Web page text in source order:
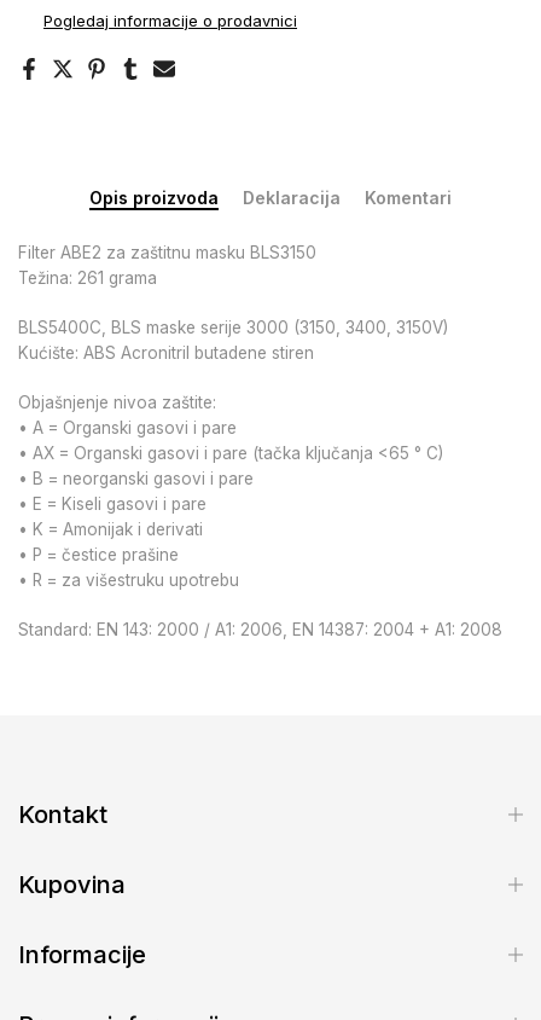
Pogledaj informacije o prodavnici
Opis proizvoda Deklaracija Komentari
Filter ABE2 za zaštitnu masku BLS3150
Težina: 261 grama
BLS5400C, BLS maske serije 3000 (3150, 3400, 3150V)
Kućište: ABS Acronitril butadene stiren
Objašnjenje nivoa zaštite:
• A = Organski gasovi i pare
• AX = Organski gasovi i pare (tačka ključanja <65 ° C)
• B = neorganski gasovi i pare
• E = Kiseli gasovi i pare
• K = Amonijak i derivati
• P = čestice prašine
• R = za višestruku upotrebu
Standard: EN 143: 2000 / A1: 2006, EN 14387: 2004 + A1: 2008
Kontakt
Kupovina
Informacije